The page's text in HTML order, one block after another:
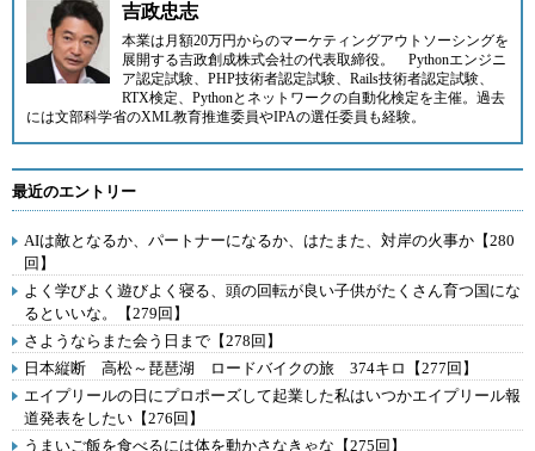
吉政忠志
本業は月額20万円からのマーケティングアウトソーシングを
展開する吉政創成株式会社の代表取締役。
Pythonエンジニ
ア認定試験、PHP技術者認定試験、Rails技術者認定試験、
RTX検定、Pythonとネットワークの自動化検定を主催。過去
には文部科学省のXML教育推進委員やIPAの選任委員も経験。
最近のエントリー
AIは敵となるか、パートナーになるか、はたまた、対岸の火事か【280
回】
よく学びよく遊びよく寝る、頭の回転が良い子供がたくさん育つ国にな
るといいな。【279回】
さようならまた会う日まで【278回】
日本縦断 高松～琵琶湖 ロードバイクの旅 374キロ【277回】
エイプリールの日にプロポーズして起業した私はいつかエイプリール報
道発表をしたい【276回】
うまいご飯を食べるには体を動かさなきゃな【275回】